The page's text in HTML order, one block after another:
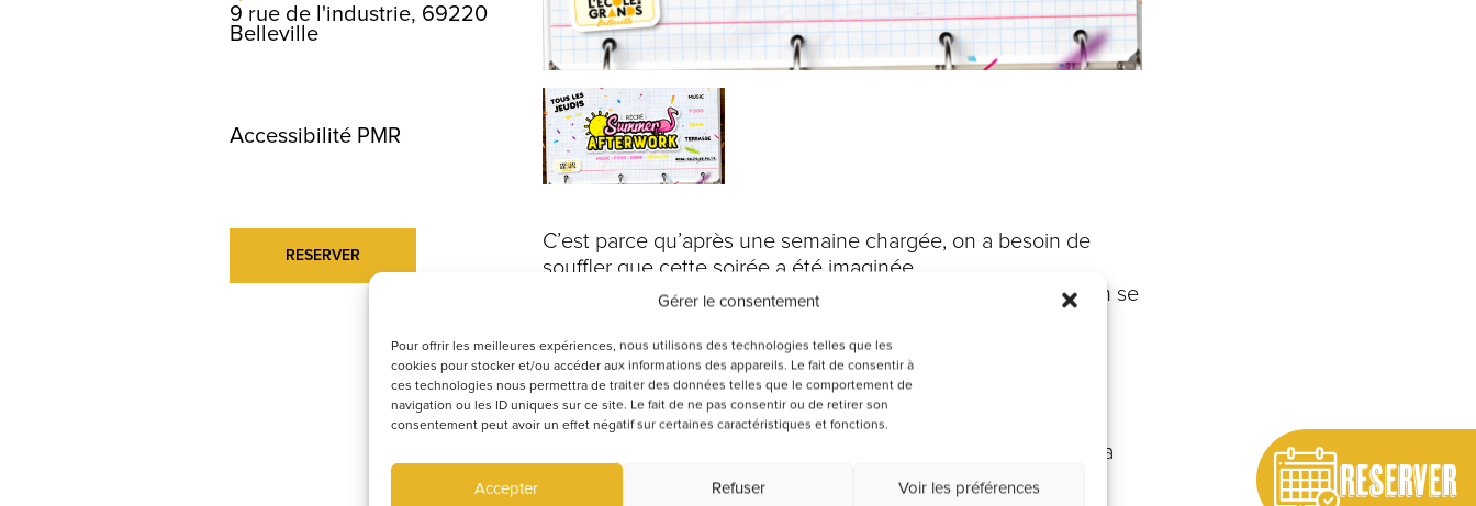
Gérer le consentement
Pour offrir les meilleures expériences, nous utilisons des technologies telles que les
cookies pour stocker et/ou accéder aux informations des appareils. Le fait de consentir à
ces technologies nous permettra de traiter des données telles que le comportement de
navigation ou les ID uniques sur ce site. Le fait de ne pas consentir ou de retirer son
consentement peut avoir un effet négatif sur certaines caractéristiques et fonctions.
Accepter Refuser Voir les préférences RESERVER
9 rue de l'industrie, 69220
Belleville
Accessibilité PMR
RESERVER
C’est parce qu’après une semaine chargée, on a besoin de
souffler que cette soirée a été imaginée.
Ppour créer une coupure positive : un moment simple où l’on se
chaleureuse et estivale.
La soirée commence doucement autour d’un verre et d’une
ambiance sunset, puis les playlists évoluent, les discussions
s’animent et l’énergie prend naturellement le relais au fil de la